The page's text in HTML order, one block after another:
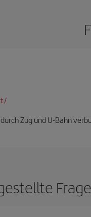
Zug und U-Bahn